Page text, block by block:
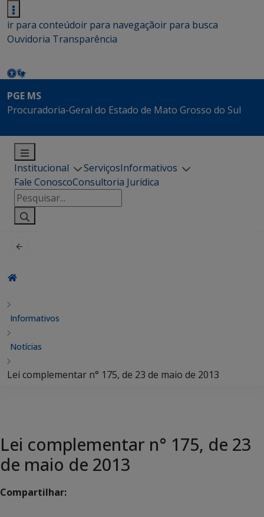
ir para conteúdoir para navegaçãoir para busca
Ouvidoria Transparência
PGE MS
Procuradoria-Geral do Estado de Mato Grosso do Sul
Institucional ServiçosInformativos
Fale ConoscoConsultoria Jurídica
Pesquisar
por:
Informativos
Notícias
Lei complementar n° 175, de 23 de maio de 2013
Lei complementar n° 175, de 23
de maio de 2013
Compartilhar: